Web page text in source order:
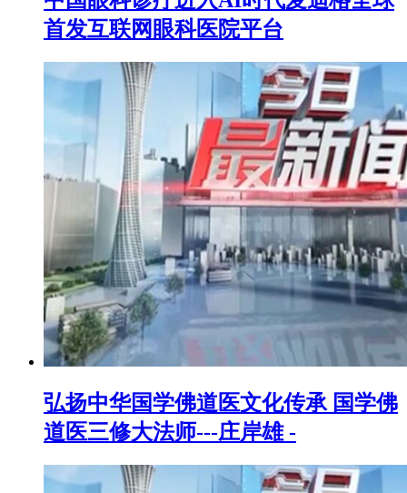
首发互联网眼科医院平台
弘扬中华国学佛道医文化传承 国学佛
道医三修大法师---庄岸雄 -